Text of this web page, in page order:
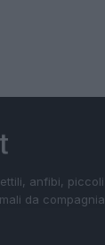
anfibi,
da